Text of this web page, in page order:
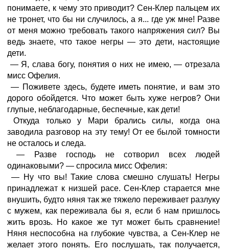
понимаете, к чему это приводит? Сен-Клер пальцем их
не тронет, что бы ни случилось, а я... где уж мне! Разве
от меня можно требовать такого напряжения сил? Вы
ведь знаете, что такое негры — это дети, настоящие
дети.
— Я, слава богу, понятия о них не имею, — отрезала
мисс Офелия.
— Поживете здесь, будете иметь понятие, и вам это
дорого обойдется. Что может быть хуже негров? Они
глупые, неблагодарные, беспечные, как дети!
Откуда только у Мари брались силы, когда она
заводила разговор на эту тему! От ее былой томности
не осталось и следа.
— Разве господь не сотворил всех людей
одинаковыми? — спросила мисс Офелия:
— Ну что вы! Такие слова смешно слушать! Негры
принадлежат к низшей расе. Сен-Клер старается мне
внушить, будто няня так же тяжело переживает разлуку
с мужем, как переживала бы я, если б нам пришлось
жить врозь. Но какое же тут может быть сравнение!
Няня неспособна на глубокие чувства, а Сен-Клер не
желает этого понять. Его послушать, так получается,